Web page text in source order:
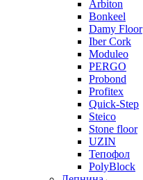
Arbiton
Bonkeel
Damy Floor
Iber Cork
Moduleo
PERGO
Probond
Profitex
Quick-Step
Steico
Stone floor
UZIN
Тепофол
PolyBlock